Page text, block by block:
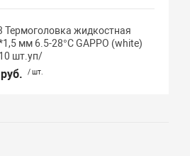
Термоголовка жидкостная
мм 6.5-28°C GAPPO (white)
шт.уп/
/ шт.